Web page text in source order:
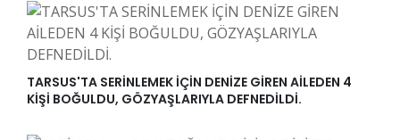
TARSUS'TA SERİNLEMEK İÇİN DENİZE GİREN AİLEDEN 4
KİŞİ BOĞULDU, GÖZYAŞLARIYLA DEFNEDİLDİ.